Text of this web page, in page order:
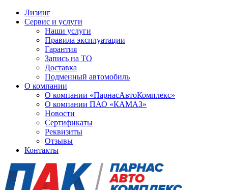
Лизинг
Сервис и услуги
Наши услуги
Правила эксплуатации
Гарантия
Запись на ТО
Доставка
Подменный автомобиль
О компании
О компании «ПарнасАвтоКомплекс»
О компании ПАО «КАМАЗ»
Новости
Сертификаты
Реквизиты
Отзывы
Контакты